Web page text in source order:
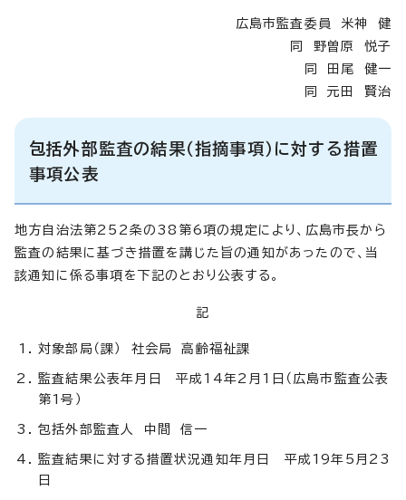
広島市監査委員 米神 健
同 野曽原 悦子
同 田尾 健一
同 元田 賢治
包括外部監査の結果（指摘事項）に対する措置
事項公表
地方自治法第252条の38第6項の規定により、広島市長から
監査の結果に基づき措置を講じた旨の通知があったので、当
該通知に係る事項を下記のとおり公表する。
記
対象部局（課） 社会局 高齢福祉課
監査結果公表年月日 平成14年2月1日（広島市監査公表
第1号）
包括外部監査人 中間 信一
監査結果に対する措置状況通知年月日 平成19年5月23
日